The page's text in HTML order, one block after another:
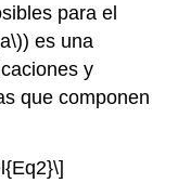
para el
es una
y
que componen